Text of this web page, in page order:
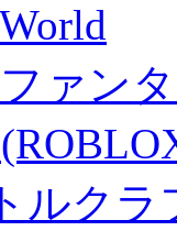
ァン
ルク